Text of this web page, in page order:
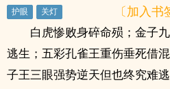
〔加入书
白虎惨败身碎命殒；金子
逃生；五彩孔雀王重伤垂死借
子王三眼强势逆天但也终究难逃